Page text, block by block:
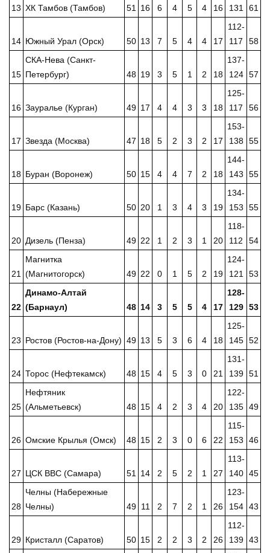
13 ХК Тамбов (Тамбов) 51 16 6 4 5 4 16 131 61
14 Южный Урал (Орск) 50 13 7 5 4 4 17
112-
117
58
15
СКА-Нева (Санкт-
Петербург)
48 19 3 5 1 2 18
137-
124 57
16 Зауралье (Курган) 49 17 4 4 3 3 18
125-
117
56
17 Звезда (Москва) 47 18 5 2 3 2 17
153-
138 55
18 Буран (Воронеж) 50 15 4 4 7 2 18
144-
143
55
19 Барс (Казань) 50 20 1 3 4 3 19
134-
153
55
20 Дизель (Пенза) 49 22 1 2 3 1 20
118-
112
54
21
Магнитка
(Магнитогорск)
49 22 0 1 5 2 19
124-
121
53
22
Динамо-Алтай
(Барнаул)
48 14 3 5 5 4 17
128-
129 53
23 Ростов (Ростов-на-Дону) 49 13 5 3 6 4 18
125-
145 52
24 Торос (Нефтекамск) 48 15 4 5 3 0 21
131-
139 51
25
Нефтяник
(Альметьевск)
48 15 4 2 3 4 20
122-
135 49
26 Омские Крылья (Омск) 48 15 2 3 0 6 22
115-
153
46
27 ЦСК ВВС (Самара) 51 14 2 5 2 1 27
113-
140 45
28
Челны (Набережные
Челны)
49 11 2 7 2 1 26
123-
154 43
29 Кристалл (Саратов) 50 15 2 2 3 2 26
112-
139 43